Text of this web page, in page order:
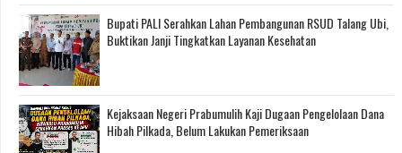
Bupati PALI Serahkan Lahan Pembangunan RSUD Talang Ubi,
Buktikan Janji Tingkatkan Layanan Kesehatan
Kejaksaan Negeri Prabumulih Kaji Dugaan Pengelolaan Dana
Hibah Pilkada, Belum Lakukan Pemeriksaan